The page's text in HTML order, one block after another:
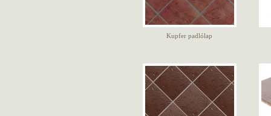
Kupfer padlólap